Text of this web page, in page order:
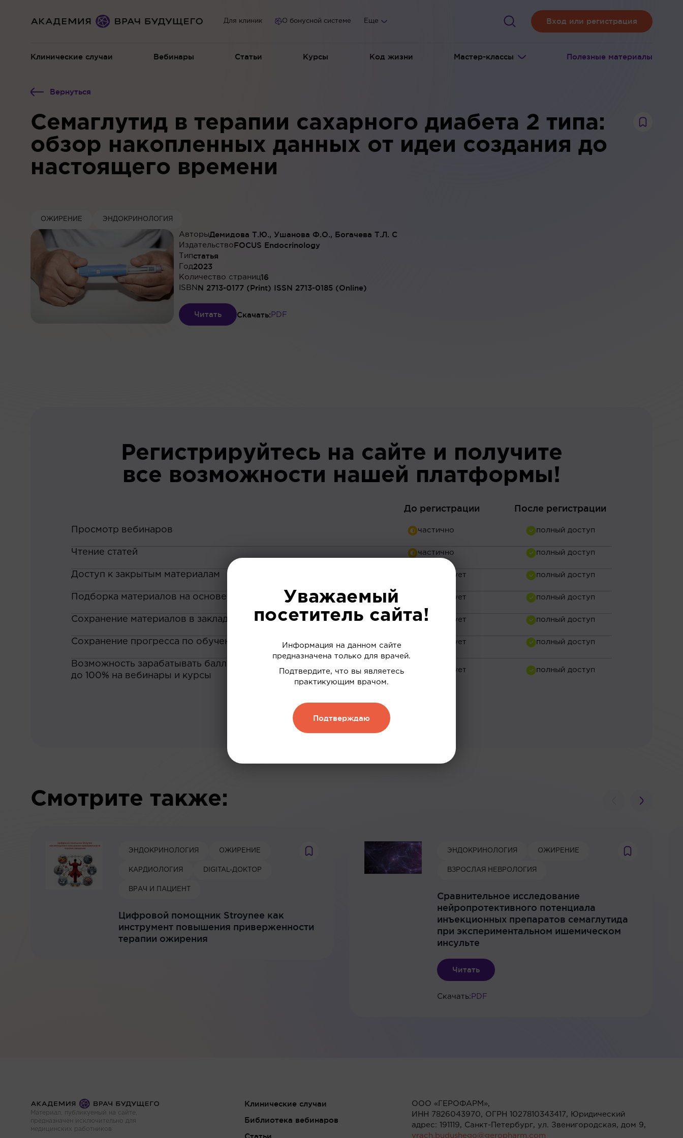
Вход или регистрация
Клинические случаи Вебинары Статьи Курсы Код жизни Мастер-классы Полезные материалы
Для клиник О бонусной системе Еще
Вернуться
Семаглутид в терапии сахарного диабета 2 типа:
обзор накопленных данных от идеи создания до
настоящего времени
ОЖИРЕНИЕ ЭНДОКРИНОЛОГИЯ
АвторыДемидова Т.Ю., Ушанова Ф.О., Богачева Т.Л. С
ИздательствоFOCUS Endocrinology
Типстатья
Год2023
Количество страниц16
ISBN N 2713-0177 (Print) ISSN 2713-0185 (Online)
Читать Скачать: PDF
Регистрируйтесь на сайте и получите
все возможности нашей платформы!
До регистрации После регистрации
Просмотр вебинаров
Чтение статей
Доступ к закрытым материалам
Подборка материалов на основе ваших интересов
Сохранение материалов в закладки
Сохранение прогресса по обучению
Возможность зарабатывать баллы и обменивать их на скидку
до 100% на вебинары и курсы
Смотрите также:
ЭНДОКРИНОЛОГИЯ ОЖИРЕНИЕ
КАРДИОЛОГИЯ DIGITAL-ДОКТОР
ВРАЧ И ПАЦИЕНТ
Цифровой помощник Stroynee как
инструмент повышения приверженности
терапии ожирения
ЭНДОКРИНОЛОГИЯ ОЖИРЕНИЕ
ВЗРОСЛАЯ НЕВРОЛОГИЯ
Сравнительное исследование
нейропротективного потенциала
инъекционных препаратов семаглутида
при экспериментальном ишемическом
инсульте
Читать
Скачать: PDF
Материал, публикуемый на сайте,
предназначен исключительно для
медицинских работников
Клинические случаи
Библиотека вебинаров
Статьи
ООО «ГЕРОФАРМ»,
ИНН 7826043970, ОГРН 1027810343417, Юридический
адрес: 191119, Санкт-Петербург, ул. Звенигородская, дом 9,
vrach.budushego@geropharm.com
Уважаемый
посетитель сайта!
Информация на данном сайте
предназначена только для врачей.
Подтвердите, что вы являетесь
практикующим врачом.
Подтверждаю